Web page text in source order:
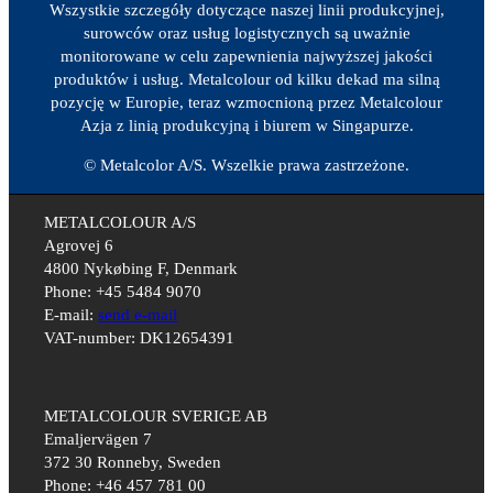
Wszystkie szczegóły dotyczące naszej linii produkcyjnej,
surowców oraz usług logistycznych są uważnie
monitorowane w celu zapewnienia najwyższej jakości
produktów i usług. Metalcolour od kilku dekad ma silną
pozycję w Europie, teraz wzmocnioną przez Metalcolour
Azja z linią produkcyjną i biurem w Singapurze.
© Metalcolor A/S. Wszelkie prawa zastrzeżone.
METALCOLOUR A/S
Agrovej 6
4800 Nykøbing F, Denmark
Phone: +45 5484 9070
E-mail:send e-mail
VAT-number: DK12654391
METALCOLOUR SVERIGE AB
Emaljervägen 7
372 30 Ronneby, Sweden
Phone: +46 457 781 00